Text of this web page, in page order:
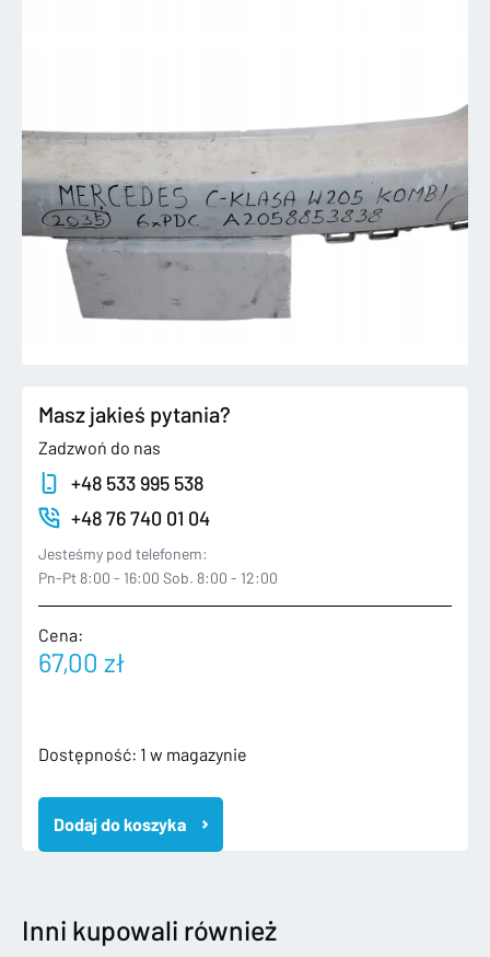
Masz jakieś pytania?
Zadzwoń do nas
+48 533 995 538
+48 76 740 01 04
Jesteśmy pod telefonem:
Pn-Pt 8:00 - 16:00 Sob. 8:00 - 12:00
Cena:
67,00 zł
Dostępność: 1 w magazynie
ilość
C
KLASA
205
TYLNY
TYŁ
Dodaj do koszyka
Inni kupowali również